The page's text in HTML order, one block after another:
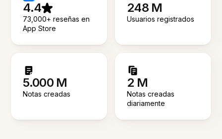
4.4
73,000+ reseñas en
App Store
248 M
Usuarios registrados
5.000 M
Notas creadas
2 M
Notas creadas
diariamente